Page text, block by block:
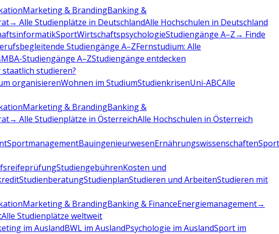
Marketing & BrandingBanking &
→ Alle Studienplätze in DeutschlandAlle Hochschulen in Deutschland
SportWirtschaftspsychologieStudiengänge A–Z→ Finde
Studiengänge A–ZFernstudium: Alle
MBA-Studiengänge A–ZStudiengänge entdecken
studieren?
organisierenWohnen im StudiumStudienkrisenUni-ABCAlle
Marketing & BrandingBanking &
→ Alle Studienplätze in ÖsterreichAlle Hochschulen in Österreich
SportmanagementBauingenieurwesenErnährungswissenschaften
StudiengebührenKosten und
StudienberatungStudienplanStudieren und ArbeitenStudieren mit
Marketing & BrandingBanking & FinanceEnergiemanagement→
Alle Studienplätze weltweit
im AuslandBWL im AuslandPsychologie im AuslandSport im